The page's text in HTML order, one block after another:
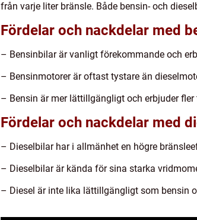
från varje liter bränsle. Både bensin- och
Fördelar och nackdelar med
– Bensinbilar är vanligt förekommande och
– Bensinmotorer är oftast tystare än
– Bensin är mer lättillgängligt och erbjuder
Fördelar och nackdelar med
– Dieselbilar har i allmänhet en högre
– Dieselbilar är kända för sina starka
– Diesel är inte lika lättillgängligt som bensin